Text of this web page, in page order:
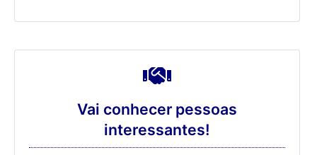
Vai conhecer pessoas
interessantes!